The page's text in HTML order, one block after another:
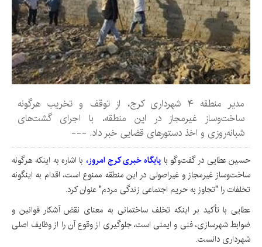
مدیر منطقه ۴ شهرداری کرج، از توقف و تخریب هرگونه
ساخت‌وساز غیرمجاز در این منطقه، با اجرای گشت‌های
شبانه‌روزی و اخذ دستورهای قضایی خبر داد. ---
حسین عطایی در گفت‌وگو با پایگاه خبری کرج امروز، با اشاره به اینکه هرگونه
ساخت‌وساز غیرمجاز و غیراصولی در این منطقه ممنوع است، اقدام به اینگونه
تخلفات را "تجاوز به حریم اجتماعی زندگی مردم" عنوان کرد.
عطایی با تأکید بر اینکه تخلف ساختمانی به معنای نقض آشکار قوانین و
ضوابط شهرسازی، فنی و ایمنی است، جلوگیری از وقوع آن را از وظایف اصلی
شهرداری دانست.